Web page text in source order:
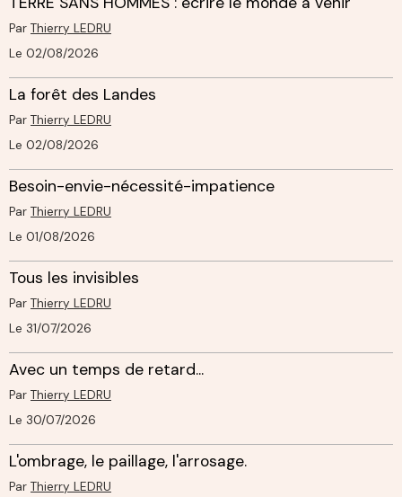
Par Thierry LEDRU
Le 02/08/2026
La forêt des Landes
Par Thierry LEDRU
Le 02/08/2026
Besoin-envie-nécessité-impatience
Par Thierry LEDRU
Le 01/08/2026
Tous les invisibles
Par Thierry LEDRU
Le 31/07/2026
Avec un temps de retard...
Par Thierry LEDRU
Le 30/07/2026
L'ombrage, le paillage, l'arrosage.
Par Thierry LEDRU